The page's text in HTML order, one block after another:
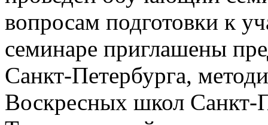
вопросам подготовки к
семинаре приглашены
Санкт-Петербурга,
Воскресных школ Санкт-